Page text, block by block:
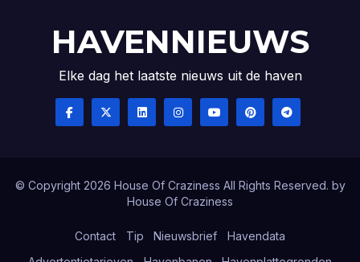
HAVENNIEUWS
Elke dag het laatste nieuws uit de haven
© Copyright 2026 House Of Craziness All Rights Reserved. by
House Of Craziness
Contact Tip Nieuwsbrief
Havendata